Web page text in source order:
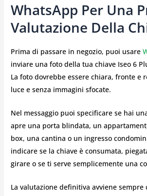
WhatsApp Per Una
Valutazione Della
Prima di passare in negozio, puoi usare
inviare una foto della tua chiave Iseo 6
La foto dovrebbe essere chiara, fronte e
luce e senza immagini sfocate.
Nel messaggio puoi specificare se hai
apre una porta blindata, un
box, una cantina o un ingresso
indicare se la chiave è consumata,
girare o se ti serve semplicemente una
La valutazione definitiva avviene sempre